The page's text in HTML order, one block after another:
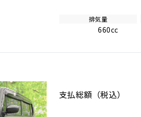
排気量
660cc
支払総額 （税込）